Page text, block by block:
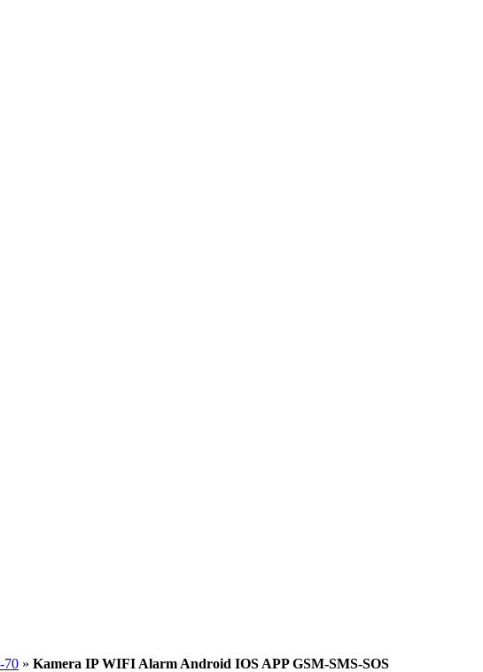
70 » Kamera IP WIFI Alarm Android IOS APP GSM-SMS-SOS